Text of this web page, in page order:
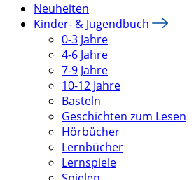
Neuheiten
Kinder- & Jugendbuch
0-3 Jahre
4-6 Jahre
7-9 Jahre
10-12 Jahre
Basteln
Geschichten zum Lesen
Hörbücher
Lernbücher
Lernspiele